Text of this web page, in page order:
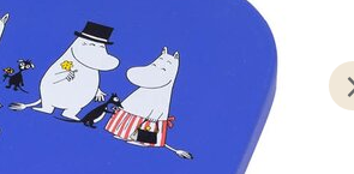
- Markens
markensgate 25B, 4611 Kristiansand
09-18